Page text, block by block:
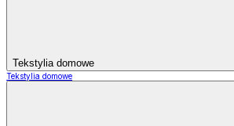
Tekstylia domowe
Tekstylia domowe